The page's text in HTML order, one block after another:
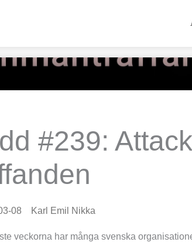
#239:
08 Karl Emil Nikka
veckorna har många svenska